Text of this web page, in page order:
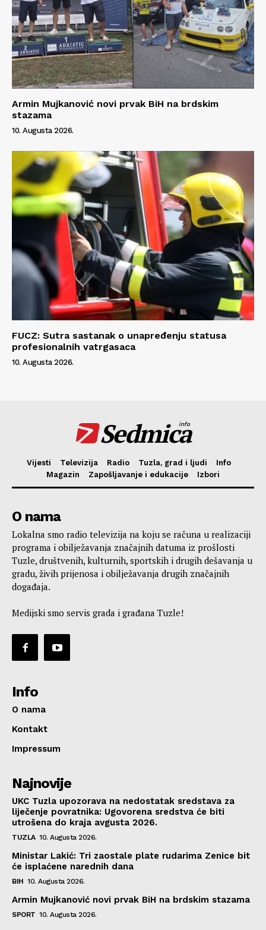
Armin Mujkanović novi prvak BiH na brdskim
stazama
10. Augusta 2026.
FUCZ: Sutra sastanak o unapređenju statusa
profesionalnih vatrgasaca
10. Augusta 2026.
Sedmica
info
Vijesti Televizija Radio Tuzla, grad i ljudi
Info
Magazin
Zapošljavanje i edukacije Izbori
O nama
Lokalna smo radio televizija na koju se računa u realizaciji
programa i obilježavanja značajnih datuma iz prošlosti
Tuzle, društvenih, kulturnih, sportskih i drugih dešavanja u
gradu, živih prijenosa i obilježavanja drugih značajnih
događaja.
Medijski smo servis grada i građana Tuzle!
Info
O nama
Kontakt
Impressum
Najnovije
UKC Tuzla upozorava na nedostatak sredstava za
liječenje povratnika: Ugovorena sredstva će biti
utrošena do kraja avgusta 2026.
TUZLA 10. Augusta 2026.
Ministar Lakić: Tri zaostale plate rudarima Zenice bit
će isplaćene narednih dana
BIH 10. Augusta 2026.
Armin Mujkanović novi prvak BiH na brdskim stazama
SPORT 10. Augusta 2026.